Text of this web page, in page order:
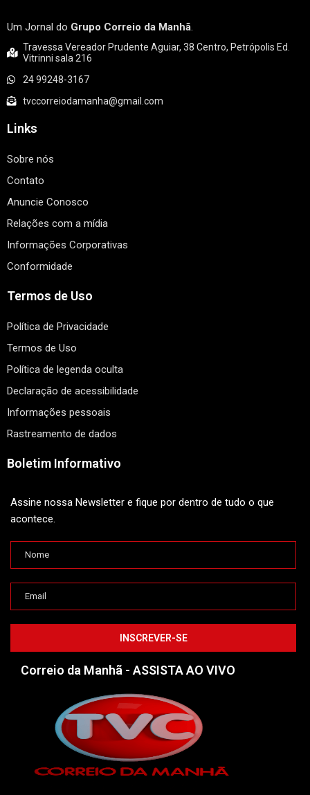
Um Jornal do Grupo Correio da Manhã.
Travessa Vereador Prudente Aguiar, 38 Centro, Petrópolis Ed.
Vitrinni sala 216
24 99248-3167
tvccorreiodamanha@gmail.com
Links
Sobre nós
Contato
Anuncie Conosco
Relações com a mídia
Informações Corporativas
Conformidade
Termos de Uso
Política de Privacidade
Termos de Uso
Política de legenda oculta
Declaração de acessibilidade
Informações pessoais
Rastreamento de dados
Boletim Informativo
Assine nossa Newsletter e fique por dentro de tudo o que
acontece.
Correio da Manhã - ASSISTA AO VIVO